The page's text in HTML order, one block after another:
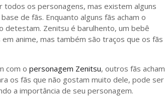
todos os personagens, mas existem alguns
de fãs. Enquanto alguns fãs acham o
Zenitsu é barulhento, um bebê
anime, mas também são traços que os fãs
com o personagem Zenitsu, outros fãs acham
os fãs que não gostam muito dele, pode ser
a importância de seu personagem.